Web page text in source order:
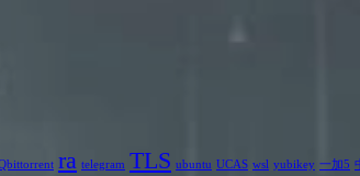
ra telegram TLS ubuntu UCAS wsl yubikey 一加5